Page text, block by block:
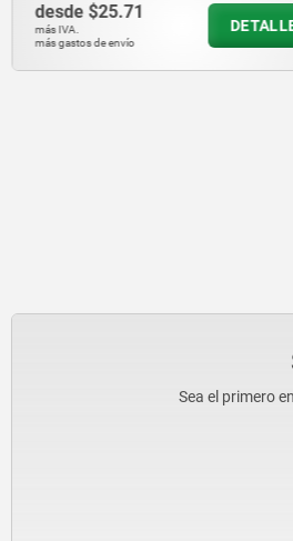
desde $25.71
más IVA.
más gastos de envío
Sea el primero